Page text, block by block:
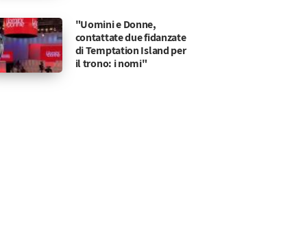
"Uomini e Donne,
contattate due fidanzate
di Temptation Island per
il trono: i nomi"